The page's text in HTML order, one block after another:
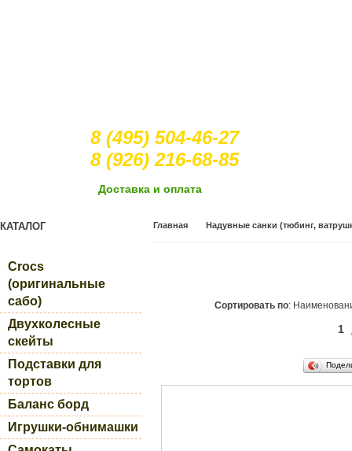
8 (495) 504-46-27
8 (926) 216-68-85
Доcтавка и оплата
КАТАЛОГ
Crocs
(оригинальные
сабо)
Двухколесные
скейты
Подставки для
тортов
Баланс борд
Игрушки-обнимашки
Главная Надувные санки (тюбинг,
Сортировать по:
1